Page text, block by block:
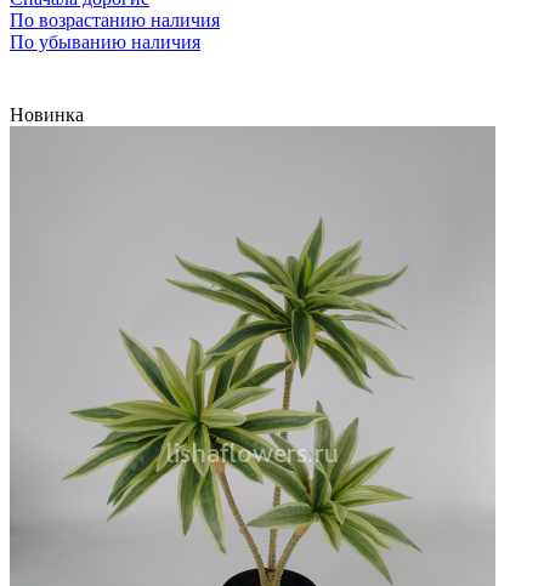
По возрастанию наличия
По убыванию наличия
Новинка